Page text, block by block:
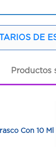
DE
Productos
Con 10 Ml